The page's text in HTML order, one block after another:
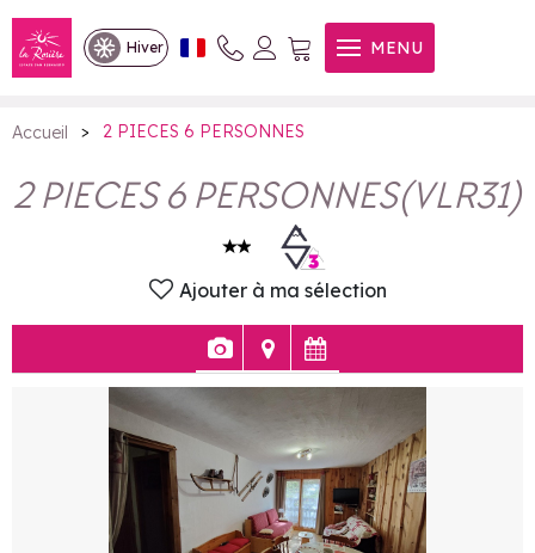
Hiver MENU
2 PIECES 6 PERSONNES
Accueil > 2 PIECES 6 PERSONNES
2 PIECES 6 PERSONNES(VLR31)
Ajouter à ma sélection